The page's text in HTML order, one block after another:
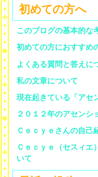
初めての方へ
このブログの基本的な
初めての方におすすめ
よくある質問と答えに
私の文章について
現在起きている「アセ
２０１２年のアセンシ
Ｃｅｃｙｅさんの自己
Ｃｅｃｙｅ（セスィエ
いて